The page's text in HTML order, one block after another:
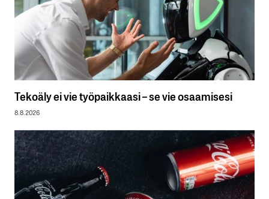
Tekoäly ei vie työpaikkaasi – se vie osaamisesi
8.8.2026